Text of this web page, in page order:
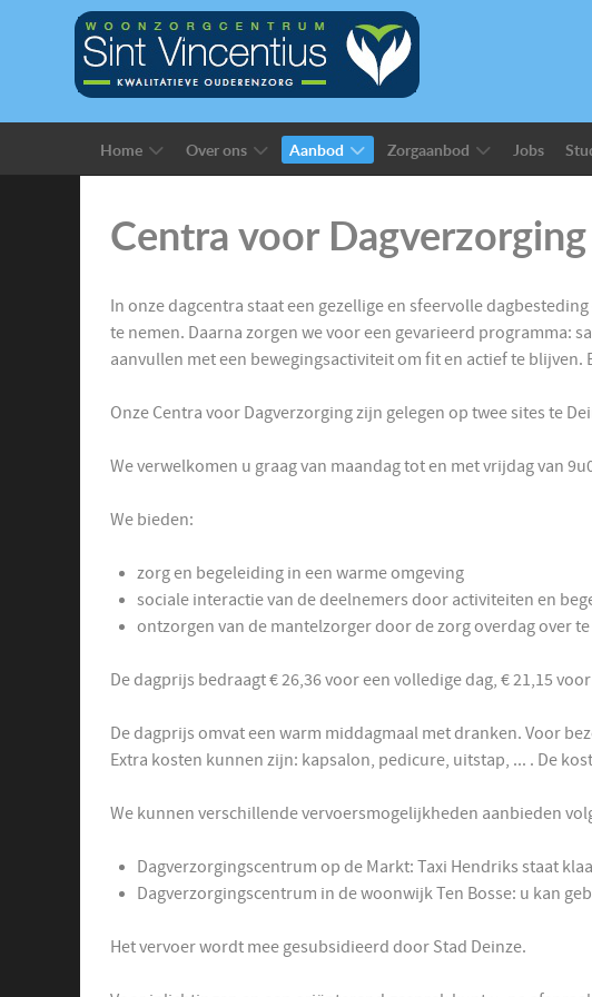
Home Over ons Aanbod Zorgaanbod Jobs
Centra voor Dagverzorging
In onze dagcentra staat een gezellige en sfeervolle
te nemen. Daarna zorgen we voor een gevarieerd programma:
aanvullen met een bewegingsactiviteit om fit en actief te
Onze Centra voor Dagverzorging zijn gelegen op twee sites te
We verwelkomen u graag van maandag tot en met vrijdag van
We bieden:
zorg en begeleiding in een warme omgeving
sociale interactie van de deelnemers door activiteiten en
ontzorgen van de mantelzorger door de zorg overdag over
De dagprijs bedraagt € 26,36 voor een volledige dag, € 21,15
De dagprijs omvat een warm middagmaal met
Extra kosten kunnen zijn: kapsalon, pedicure, uitstap, ... . De
We kunnen verschillende vervoersmogelijkheden aanbieden
Dagverzorgingscentrum op de Markt: Taxi Hendriks staat
Dagverzorgingscentrum in de woonwijk Ten Bosse: u kan
Het vervoer wordt mee gesubsidieerd door Stad Deinze.